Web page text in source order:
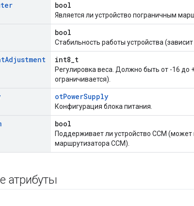
bool
Является ли устройство пограничным
bool
Стабильность работы устройства
Adjustment int8_t
Регулировка веса. Должно быть от -16 до
ограничивается).
otPowerSupply
Конфигурация блока питания.
bool
Поддерживает ли устройство CCM (может
маршрутизатора CCM).
атрибуты